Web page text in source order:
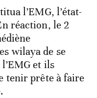
l’EMG, l’état-
réaction, le 2
wilaya de se
et ils
tenir prête à faire